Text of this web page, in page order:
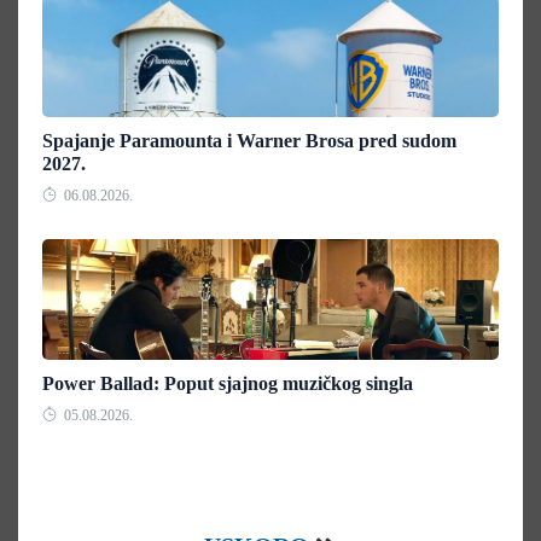
Spajanje Paramounta i Warner Brosa pred sudom
2027.
06.08.2026.
Power Ballad: Poput sjajnog muzičkog singla
05.08.2026.